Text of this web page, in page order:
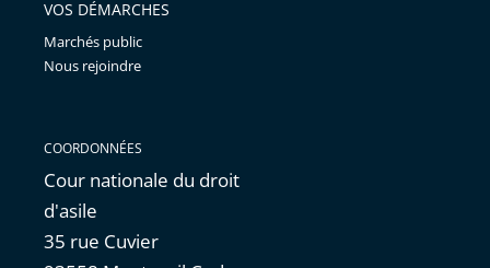
VOS DÉMARCHES
Marchés public
Nous rejoindre
COORDONNÉES
Cour nationale du droit
d'asile
35 rue Cuvier